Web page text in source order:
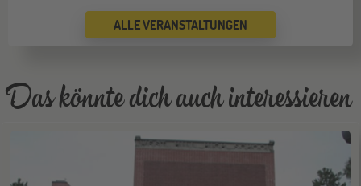
ALLE VERANSTALTUNGEN
Das könnte dich auch interessieren